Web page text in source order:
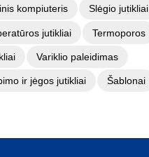
kompiuteris Slėgio jutikliai
jutikliai Termoporos
Variklio paleidimas
ir jėgos jutikliai Šablonai